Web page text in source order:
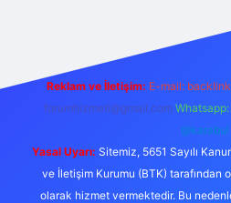
Reklam ve İletişim: E-mail:
forumhizmeti@gmail.com
@karabul
Yasal Uyarı: Sitemiz, 5651 Sayılı
ve İletişim Kurumu (BTK) tarafından
olarak hizmet vermektedir. Bu